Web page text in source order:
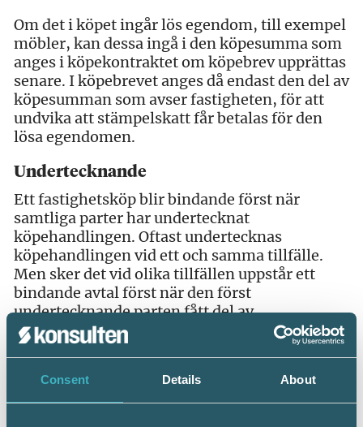
Consent Details About
Om det i köpet ingår lös egendom, till exempel
möbler, kan dessa ingå i den köpesumma som
anges i köpekontraktet om köpebrev upprättas
senare. I köpebrevet anges då endast den del av
köpesumman som avser fastigheten, för att
undvika att stämpelskatt får betalas för den
lösa egendomen.
Undertecknande
Ett fastighetsköp blir bindande först när
samtliga parter har undertecknat
köpehandlingen. Oftast undertecknas
köpehandlingen vid ett och samma tillfälle.
Men sker det vid olika tillfällen uppstår ett
bindande avtal först när den först
undertecknande parten fått del av
köpehandlingen som är undertecknad av den
sist undertecknande parten.
Svävande villkor